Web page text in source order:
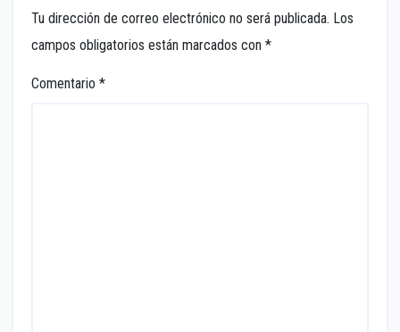
Tu dirección de correo electrónico no será publicada. Los
campos obligatorios están marcados con *
Comentario *